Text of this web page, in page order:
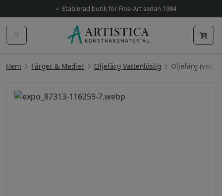
Etablerad butik för Fine-Art sedan 1984
Hem Färger & Medier Oljefärg Vattenlöslig Oljefärg